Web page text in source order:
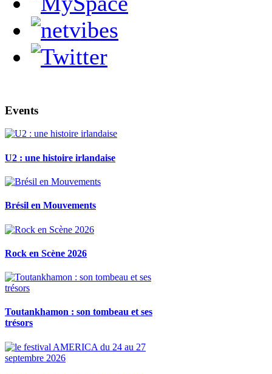
Events
U2 : une histoire irlandaise
Brésil en Mouvements
Rock en Scène 2026
Toutankhamon : son tombeau et ses
trésors